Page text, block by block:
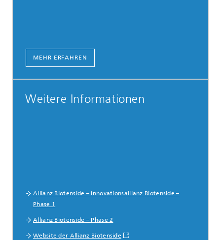
MEHR ERFAHREN
Weitere Informationen
Allianz Biotenside – Innovationsallianz Biotenside –
Phase 1
Allianz Biotenside – Phase 2
Website der Allianz Biotenside